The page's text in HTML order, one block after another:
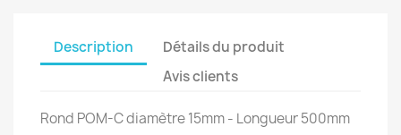
Description
Détails du produit
Avis clients
Rond POM-C diamètre 15mm - Longueur 500mm